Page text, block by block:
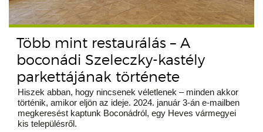
Több mint restaurálás – A
boconádi Szeleczky-kastély
parkettájának története
Hiszek abban, hogy nincsenek véletlenek – minden akkor
történik, amikor eljön az ideje. 2024. január 3-án e-mailben
megkeresést kaptunk Boconádról, egy Heves vármegyei
kis településről.